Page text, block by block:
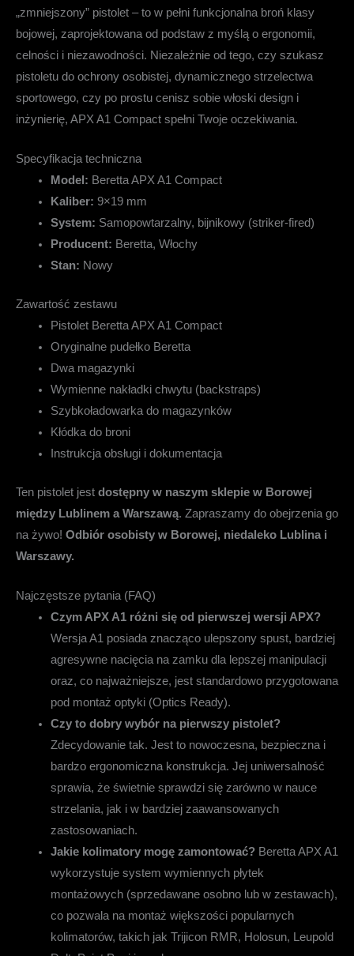
„zmniejszony” pistolet – to w pełni funkcjonalna broń klasy
bojowej, zaprojektowana od podstaw z myślą o ergonomii,
celności i niezawodności. Niezależnie od tego, czy szukasz
pistoletu do ochrony osobistej, dynamicznego strzelectwa
sportowego, czy po prostu cenisz sobie włoski design i
inżynierię, APX A1 Compact spełni Twoje oczekiwania.
Specyfikacja techniczna
Model: Beretta APX A1 Compact
Kaliber: 9×19 mm
System: Samopowtarzalny, bijnikowy (striker-fired)
Producent: Beretta, Włochy
Stan: Nowy
Zawartość zestawu
Pistolet Beretta APX A1 Compact
Oryginalne pudełko Beretta
Dwa magazynki
Wymienne nakładki chwytu (backstraps)
Szybkoładowarka do magazynków
Kłódka do broni
Instrukcja obsługi i dokumentacja
Ten pistolet jest dostępny w naszym sklepie w Borowej
między Lublinem a Warszawą. Zapraszamy do obejrzenia go
na żywo! Odbiór osobisty w Borowej, niedaleko Lublina i
Warszawy.
Najczęstsze pytania (FAQ)
Czym APX A1 różni się od pierwszej wersji APX?
Wersja A1 posiada znacząco ulepszony spust, bardziej
agresywne nacięcia na zamku dla lepszej manipulacji
oraz, co najważniejsze, jest standardowo przygotowana
pod montaż optyki (Optics Ready).
Czy to dobry wybór na pierwszy pistolet?
Zdecydowanie tak. Jest to nowoczesna, bezpieczna i
bardzo ergonomiczna konstrukcja. Jej uniwersalność
sprawia, że świetnie sprawdzi się zarówno w nauce
strzelania, jak i w bardziej zaawansowanych
zastosowaniach.
Jakie kolimatory mogę zamontować?Beretta APX A1
wykorzystuje system wymiennych płytek
montażowych (sprzedawane osobno lub w zestawach),
co pozwala na montaż większości popularnych
kolimatorów, takich jak Trijicon RMR, Holosun, Leupold